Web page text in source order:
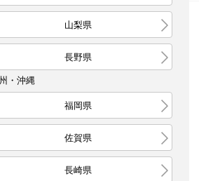
山梨県
長野県
・沖縄
福岡県
佐賀県
長崎県